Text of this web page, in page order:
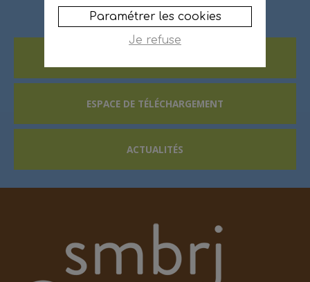
ESPACE DE TÉLÉCHARGEMENT
ACTUALITÉS
Paramétrer les cookies
Je refuse